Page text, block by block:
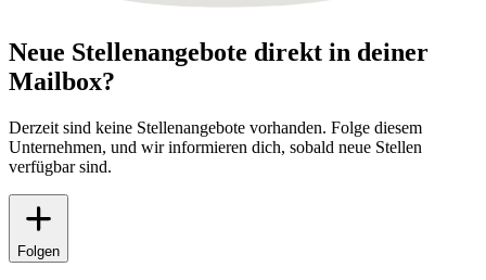
Neue Stellenangebote direkt in deiner
Mailbox?
Derzeit sind keine Stellenangebote vorhanden. Folge diesem
Unternehmen, und wir informieren dich, sobald neue Stellen
verfügbar sind.
Folgen